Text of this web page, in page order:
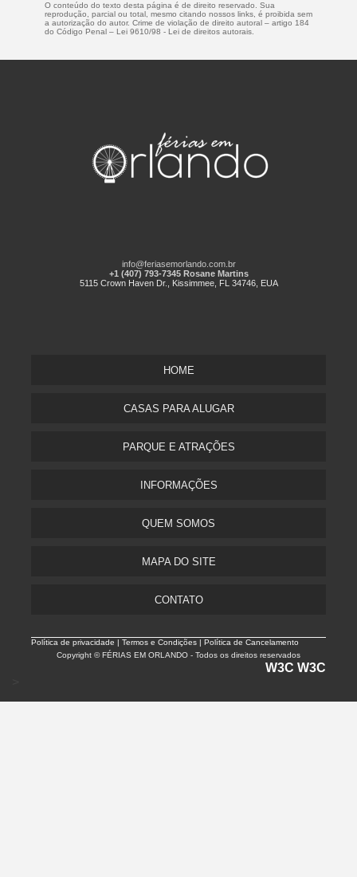
O conteúdo do texto desta página é de direito reservado. Sua
reprodução, parcial ou total, mesmo citando nossos links, é proibida sem
a autorização do autor. Crime de violação de direito autoral – artigo 184
do Código Penal – Lei 9610/98 - Lei de direitos autorais
info@feriasemorlando.com.br
+1 (407) 793-7345 Rosane Martins
5115 Crown Haven Dr., Kissimmee, FL 34746, EUA
HOME
CASAS PARA ALUGAR
PARQUE E ATRAÇÕES
INFORMAÇÕES
QUEM SOMOS
MAPA DO SITE
CONTATO
Política de privacidade |Termos e Condições | Política de Cancelamento
Copyright © FÉRIAS EM ORLANDO - Todos os direitos reservados
W3C W3C